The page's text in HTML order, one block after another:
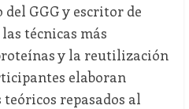
GGG y escritor de
técnicas más
y la reutilización
elaboran
repasados al